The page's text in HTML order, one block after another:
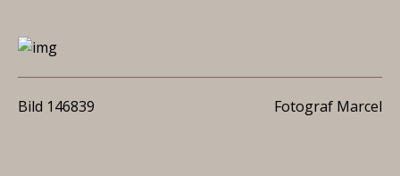
Bild 146839 Fotograf Marcel